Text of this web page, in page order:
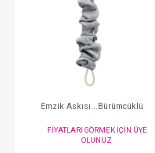
Eldiven...Pamukcuk